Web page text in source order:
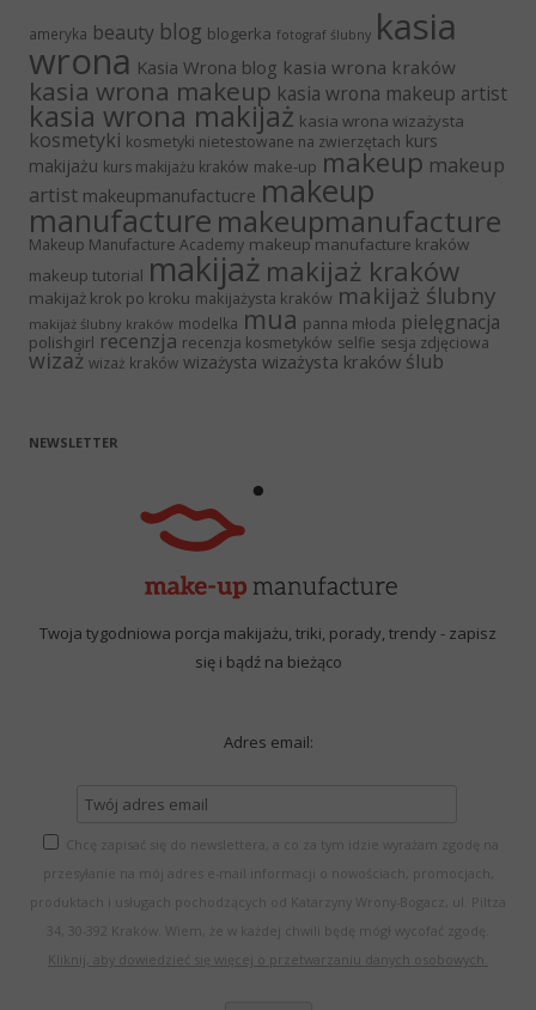
ameryka beauty blog blogerka fotograf ślubny kasia
wrona Kasia Wrona blog kasia wrona kraków
kasia wrona makeup kasia wrona makeup artist
kasia wrona makijaż kasia wrona wizażysta
kosmetyki kosmetyki nietestowane na zwierzętach kurs
makijażu kurs makijażu kraków make-up makeup makeup
artist makeupmanufactucre makeup
manufacture makeupmanufacture
Makeup Manufacture Academy makeup manufacture kraków
makeup tutorial makijaż makijaż kraków
makijaż krok po kroku makijażysta kraków makijaż ślubny
makijaż ślubny kraków modelka mua panna młoda pielęgnacja
polishgirl recenzja recenzja kosmetyków selfie sesja zdjęciowa
wizaż wizaż kraków wizażysta wizażysta kraków ślub
NEWSLETTER
Twoja tygodniowa porcja makijażu, triki, porady, trendy - zapisz
się i bądź na bieżąco
Adres email:
Chcę zapisać się do newslettera, a co za tym idzie wyrażam zgodę na
przesyłanie na mój adres e-mail informacji o nowościach, promocjach,
produktach i usługach pochodzących od Katarzyny Wrony-Bogacz, ul. Piltza
34, 30-392 Kraków. Wiem, że w każdej chwili będę mógł wycofać zgodę.
Kliknij, aby dowiedzieć się więcej o przetwarzaniu danych osobowych.